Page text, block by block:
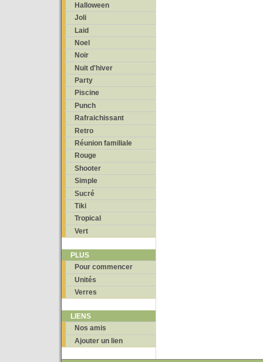
Halloween
Joli
Laid
Noel
Noir
Nuit d'hiver
Party
Piscine
Punch
Rafraichissant
Retro
Réunion familiale
Rouge
Shooter
Simple
Sucré
Tiki
Tropical
Vert
PLUS
Pour commencer
Unités
Verres
LIENS
Nos amis
Ajouter un lien